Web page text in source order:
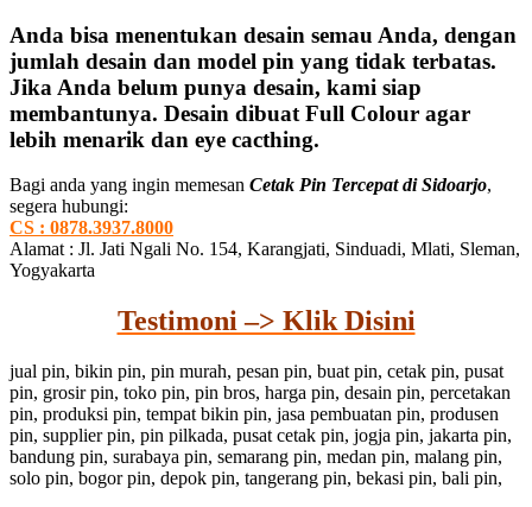
Anda bisa menentukan desain semau Anda, dengan
jumlah desain dan model pin yang tidak terbatas.
Jika Anda belum punya desain, kami siap
membantunya. Desain dibuat Full Colour agar
lebih menarik dan eye cacthing.
Bagi anda yang ingin memesan Cetak Pin Tercepat di Sidoarjo,
segera hubungi:
CS : 0878.3937.8000
Alamat : Jl. Jati Ngali No. 154, Karangjati, Sinduadi, Mlati, Sleman,
Yogyakarta
Testimoni –> Klik Disini
jual pin, bikin pin, pin murah, pesan pin, buat pin, cetak pin, pusat
pin, grosir pin, toko pin, pin bros, harga pin, desain pin, percetakan
pin, produksi pin, tempat bikin pin, jasa pembuatan pin, produsen
pin, supplier pin, pin pilkada, pusat cetak pin, jogja pin, jakarta pin,
bandung pin, surabaya pin, semarang pin, medan pin, malang pin,
solo pin, bogor pin, depok pin, tangerang pin, bekasi pin, bali pin,